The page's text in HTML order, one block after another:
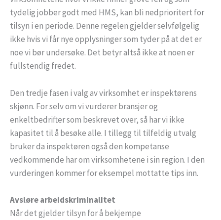
tydelig jobber godt med HMS, kan bli nedprioritert for
tilsyn i en periode. Denne regelen gjelder selvfølgelig
ikke hvis vi får nye opplysninger som tyder på at det er
noe vi bør undersøke. Det betyr altså ikke at noen er
fullstendig fredet.
Den tredje fasen i valg av virksomhet er inspektørens
skjønn. For selv om vi vurderer bransjer og
enkeltbedrifter som beskrevet over, så har vi ikke
kapasitet til å besøke alle. I tillegg til tilfeldig utvalg
bruker da inspektøren også den kompetanse
vedkommende har om virksomhetene i sin region. I den
vurderingen kommer for eksempel mottatte tips inn.
Avsløre arbeidskriminalitet
Når det gjelder tilsyn for å bekjempe